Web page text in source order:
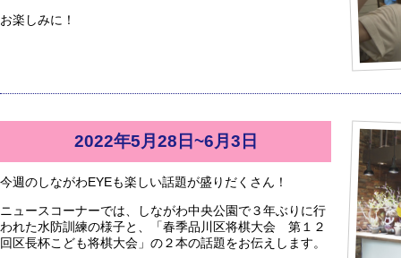
お楽しみに！
2022年5月28日~6月3日
今週のしながわEYEも楽しい話題が盛りだくさん！
ニュースコーナーでは、しながわ中央公園で３年ぶりに行
われた水防訓練の様子と、「春季品川区将棋大会 第１２
回区長杯こども将棋大会」の２本の話題をお伝えします。